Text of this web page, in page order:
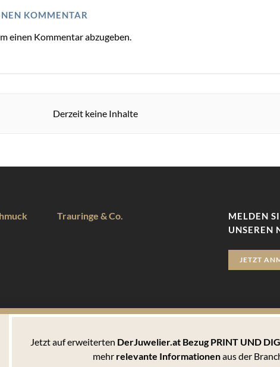
KOMMENTAR
einen Kommentar abzugeben.
Derzeit keine Inhalte
Trauringe & Co.
MELDEN
UNSEREN
JETZT
Benutzererfahrung zu bieten. Hierbei handelt es sich um kleine
zu nutzen, können Sie sämtlichen Cookies zustimmen oder unter
Jetzt auf erweiterten DerJuwelier.at Bezug PRINT UND
mehr relevante Informationenaus der